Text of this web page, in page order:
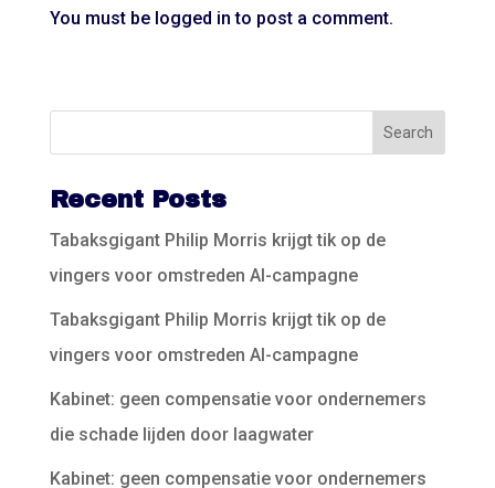
You must be logged in to post a comment.
Recent Posts
Tabaksgigant Philip Morris krijgt tik op de
vingers voor omstreden AI-campagne
Tabaksgigant Philip Morris krijgt tik op de
vingers voor omstreden AI-campagne
Kabinet: geen compensatie voor ondernemers
die schade lijden door laagwater
Kabinet: geen compensatie voor ondernemers